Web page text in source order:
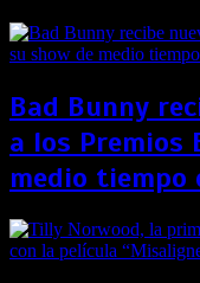
Bad Bunny
a los Premios
medio tiempo